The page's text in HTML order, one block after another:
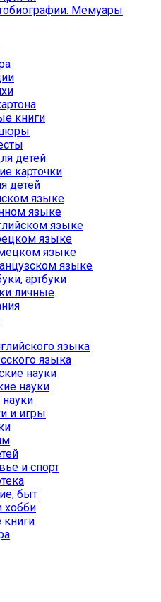
Мемуары
книги
детей
карточки
детей
языке
языке
языке
языке
языке
языке
артбуки
личные
языка
языка
науки
науки
и игры
и спорт
быт
хобби
книги